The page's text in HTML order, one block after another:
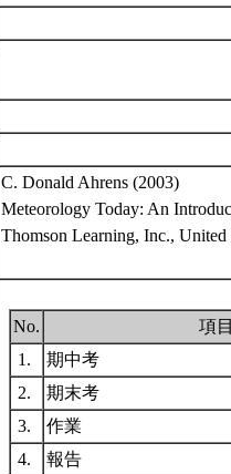
C. Donald Ahrens (2003)
Meteorology Today: An
Thomson Learning, Inc., United
No.
項
1.
期中考
2.
期末考
3.
作業
4.
報告